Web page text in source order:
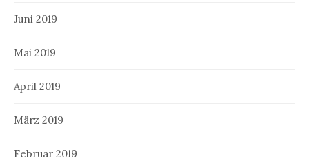
Juni 2019
Mai 2019
April 2019
März 2019
Februar 2019